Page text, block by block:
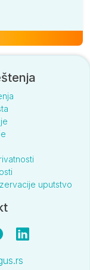
uputstvo